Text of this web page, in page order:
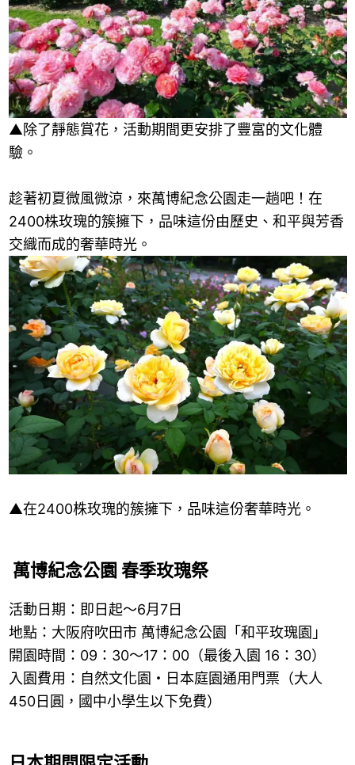
▲除了靜態賞花，活動期間更安排了豐富的文化體
驗。
趁著初夏微風微涼，來萬博紀念公園走一趟吧！在
2400株玫瑰的簇擁下，品味這份由歷史、和平與芳香
交織而成的奢華時光。
▲在2400株玫瑰的簇擁下，品味這份奢華時光。
萬博紀念公園 春季玫瑰祭
活動日期：即日起～6月7日
地點：大阪府吹田市 萬博紀念公園「和平玫瑰園」
開園時間：09：30～17：00（最後入園 16：30）
入園費用：自然文化園・日本庭園通用門票（大人
450日圓，國中小學生以下免費）